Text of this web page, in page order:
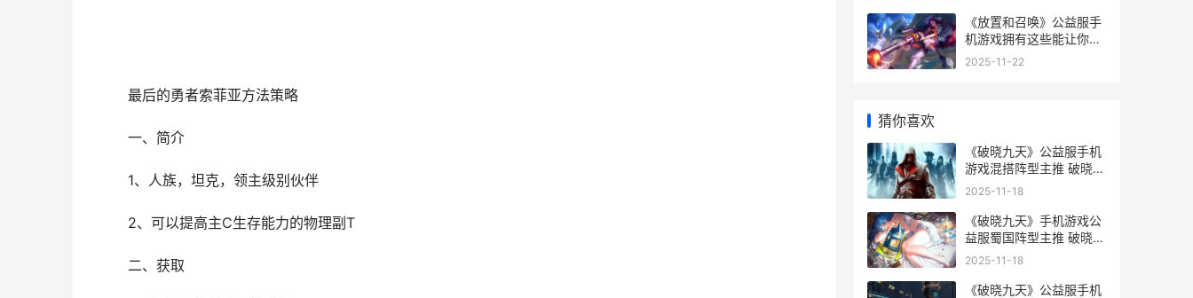
最后的勇者索菲亚方法策略
一、简介
1、人族，坦克，领主级别伙伴
2、可以提高主C生存能力的物理副T
二、获取
《放置和召唤》公益服手
机游戏拥有这些能让你变
得更强 放置与召唤图片
2025-11-22
猜你喜欢
《破晓九天》公益服手机
游戏混搭阵型主推 破晓九
天微盘
2025-11-18
《破晓九天》手机游戏公
益服蜀国阵型主推 破晓九
天游戏
2025-11-18
《破晓九天》公益服手机